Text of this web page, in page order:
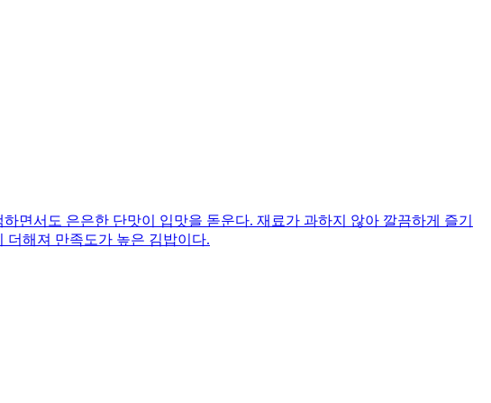
면서도 은은한 단맛이 입맛을 돋운다. 재료가 과하지 않아 깔끔하게 즐기
더해져 만족도가 높은 김밥이다.